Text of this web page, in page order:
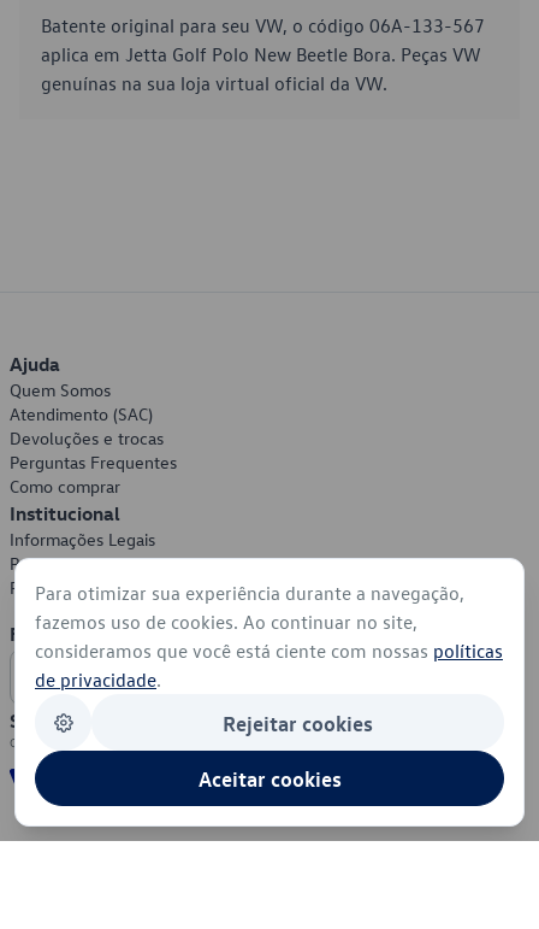
Batente original para seu VW, o código 06A-133-567
aplica em Jetta Golf Polo New Beetle Bora. Peças VW
genuínas na sua loja virtual oficial da VW.
Ajuda
Quem Somos
Atendimento (SAC)
Devoluções e trocas
Perguntas Frequentes
Como comprar
Institucional
Informações Legais
Política de Privacidade
Política de Cookies
Formas de Pagamento
Segurança
Para otimizar sua experiência durante a navegação,
fazemos uso de cookies. Ao continuar no site,
consideramos que você está ciente com nossas políticas
de privacidade.
Rejeitar cookies
Aceitar cookies